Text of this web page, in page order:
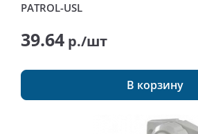
PATROL-USL
39.64 р./шт
В корзину